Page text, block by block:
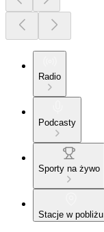
Radio
Podcasty
Sporty na żywo
Stacje w pobliżu